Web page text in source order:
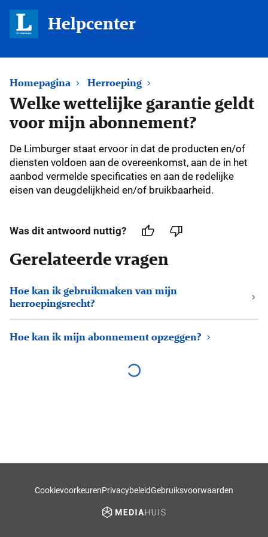
Helpcenter
Homepagina Herroeping
Welke wettelijke garantie geldt
voor mijn abonnement?
De Limburger staat ervoor in dat de producten en/of
diensten voldoen aan de overeenkomst, aan de in het
aanbod vermelde specificaties en aan de redelijke
eisen van deugdelijkheid en/of bruikbaarheid.
Was dit antwoord nuttig?
Gerelateerde vragen
Hoe kan ik gebruikmaken van mijn
herroepingsrecht?
Hoe kan ik mijn abonnement opzeggen?
CookievoorkeurenPrivacybeleidGebruiksvoorwaarden